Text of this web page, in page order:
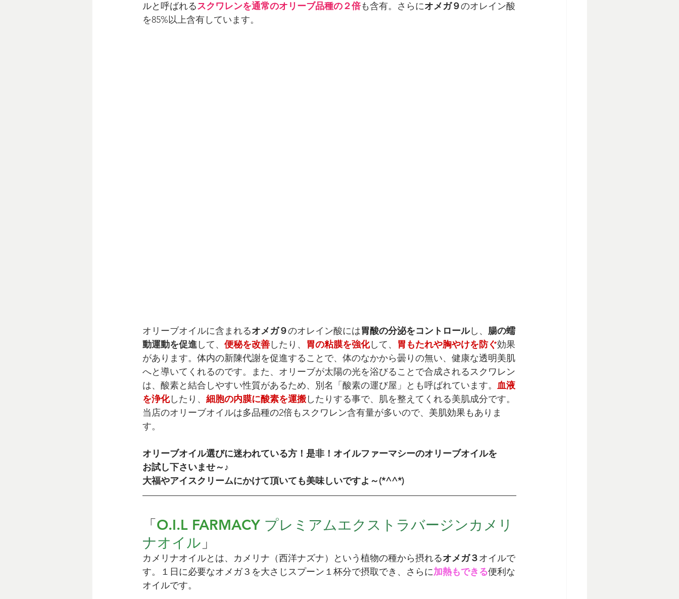
ルと呼ばれるスクワレンを通常のオリーブ品種の２倍も含有。さらにオメガ９のオレイン酸
を85%以上含有しています。
オリーブオイルに含まれるオメガ９のオレイン酸には胃酸の分泌をコントロールし、 腸の蠕
動運動を促進して、 便秘を改善したり、 胃の粘膜を強化して、 胃もたれや胸やけを防ぐ効果
があります。 体内の新陳代謝を促進することで、体のなかから曇りの無い、健康な透明美肌
へと導いてくれるのです。また、オリーブが太陽の光を浴びることで合成されるスクワレン
は、酸素と結合しやすい性質があるため、別名「酸素の運び屋」とも呼ばれています。 血液
を浄化したり、 細胞の内膜に酸素を運搬したりする事で、肌を整えてくれる美肌成分です。
当店のオリーブオイルは多品種の2倍もスクワレン含有量が多いので、 美肌効果もありま
す。
オリーブオイル選びに迷われている方！是非！オイルファーマシーのオリーブオイルを
お試し下さいませ～♪
大福やアイスクリームにかけて頂いても美味しいですよ～(*^^*)
「O.I.L FARMACY プレミアムエクストラバージンカメリ
ナオイル 」
カメリナオイルとは、カメリナ（西洋ナズナ）という植物の種から摂れるオメガ３オイルで
す。１日に必要なオメガ３を大さじスプーン１杯分で摂取でき、さらに加熱もできる便利な
オイルです。